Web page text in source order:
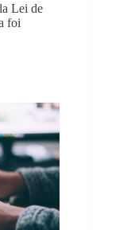
Lei de
foi